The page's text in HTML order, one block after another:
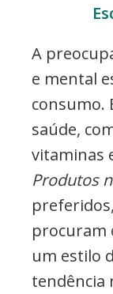
A
e mental
consumo.
saúde,
vitaminas
Produtos
procuram
um estilo
tendência